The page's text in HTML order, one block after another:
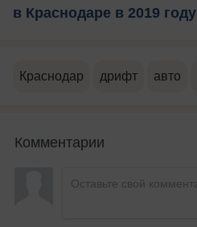
в Краснодаре в 2019 году
Краснодар дрифт авто
Комментарии